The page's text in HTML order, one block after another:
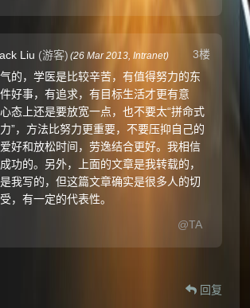
3楼
Liu (游客) (26 Mar 2013,Intranet)
的，学医是比较辛苦，有值得努力的东
好事，有追求，有目标生活才更有意
态上还是要放宽一点，也不要太“拼命式
”，方法比努力更重要，不要压抑自己的
好和放松时间，劳逸结合更好。我相信
功的。另外，上面的文章是我转载的，
我写的，但这篇文章确实是很多人的切
，有一定的代表性。
@TA
回复